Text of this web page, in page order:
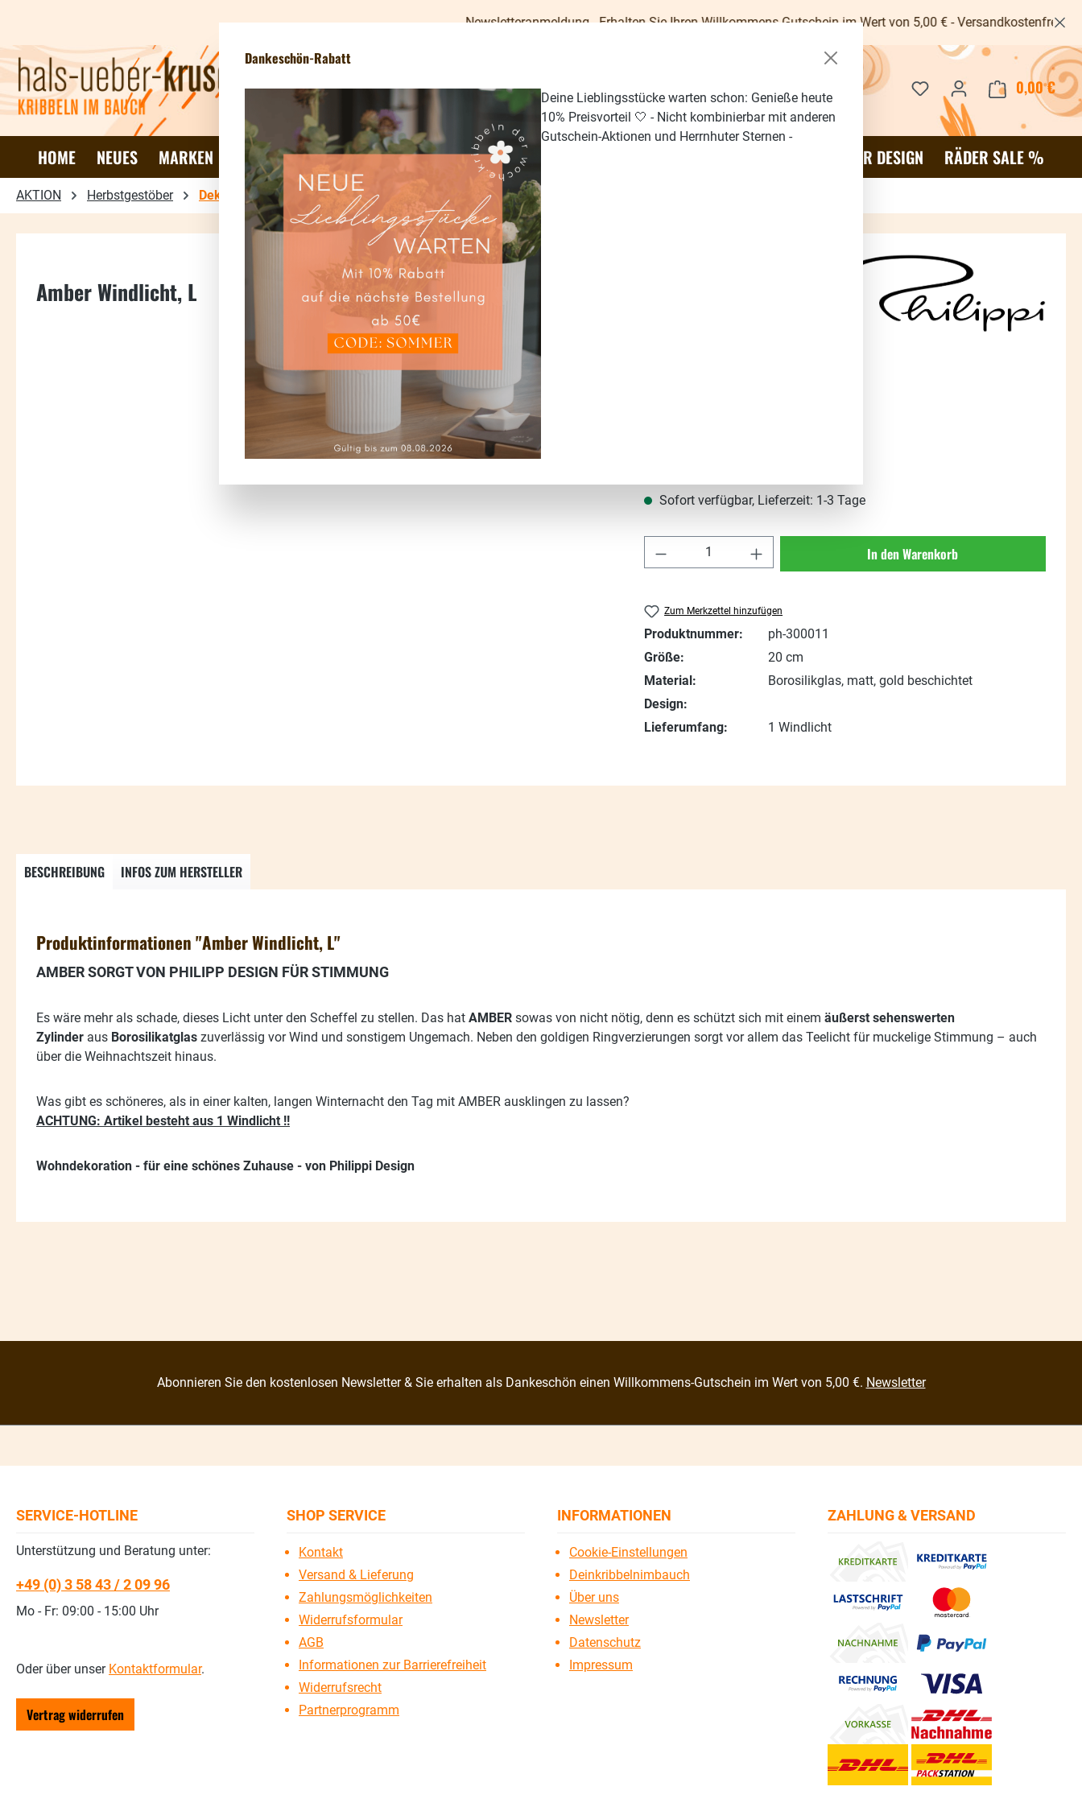
Newsletteranmeldung - Erhalten Sie Ihren Willkommens-Gutschein im Wert von 5,00 € - Versandkostenfrei ab 40€ -
Du hast 0 Produkte auf dem
0,00 €
HOME NEUES MARKEN DEKO & WOHNEN TISCH & KÜCHE GESCHENKE RÄDER DESIGN RÄDER SALE %
AKTION Herbstgestöber Dekoideen
Amber Windlicht, L
Sofort verfügbar, Lieferzeit: 1-3 Tage
Produkt Anzahl: Gib den gewünschten Wert ein
In den Warenkorb
Zum Merkzettel hinzufügen
Produktnummer:
ph-300011
Größe:
20 cm
Material:
Borosilikglas, matt, gold beschichtet
Design:
Lieferumfang:
1 Windlicht
BESCHREIBUNG INFOS ZUM HERSTELLER
Produktinformationen "Amber Windlicht, L"
AMBER SORGT VON PHILIPP DESIGN FÜR STIMMUNG
Es wäre mehr als schade, dieses Licht unter den Scheffel zu stellen. Das hat AMBER sowas von nicht nötig, denn es schützt sich mit einem äußerst sehenswerten
Zylinder aus Borosilikatglas zuverlässig vor Wind und sonstigem Ungemach. Neben den goldigen Ringverzierungen sorgt vor allem das Teelicht für muckelige Stimmung – auch
über die Weihnachtszeit hinaus.
Was gibt es schöneres, als in einer kalten, langen Winternacht den Tag mit AMBER ausklingen zu lassen?
ACHTUNG: Artikel besteht aus 1 Windlicht !!
Wohndekoration - für eine schönes Zuhause - von Philippi Design
Abonnieren Sie den kostenlosen Newsletter & Sie erhalten als Dankeschön einen Willkommens-Gutschein im Wert von 5,00 €. Newsletter
SERVICE-HOTLINE
Unterstützung und Beratung unter:
+49 (0) 3 58 43 / 2 09 96
Mo - Fr: 09:00 - 15:00 Uhr
Oder über unser Kontaktformular.
Vertrag widerrufen
SHOP SERVICE
Kontakt
Versand & Lieferung
Zahlungsmöglichkeiten
Widerrufsformular
AGB
Informationen zur Barrierefreiheit
Widerrufsrecht
Partnerprogramm
INFORMATIONEN
Cookie-Einstellungen
Deinkribbelnimbauch
Über uns
Newsletter
Datenschutz
Impressum
ZAHLUNG & VERSAND
Dankeschön-Rabatt
Deine Lieblingsstücke warten schon: Genieße heute
10% Preisvorteil 🤍 - Nicht kombinierbar mit anderen
Gutschein-Aktionen und Herrnhuter Sternen -